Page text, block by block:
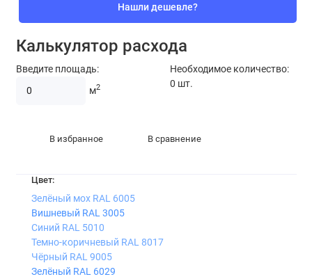
Нашли дешевле?
Калькулятор расхода
Введите площадь:
м2
Необходимое количество:
0 шт.
В избранное В сравнение
Цвет:
Зелёный мох RAL 6005
Вишневый RAL 3005
Синий RAL 5010
Темно-коричневый RAL 8017
Чёрный RAL 9005
Зелёный RAL 6029